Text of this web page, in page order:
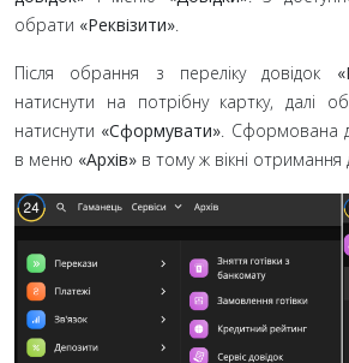
обрати «Реквізити»
Після обрання з переліку довідок
натиснути на потрібну картку, далі
натиснути «Сформувати» . Сформована
в меню «Архів» в тому ж вікні отримання